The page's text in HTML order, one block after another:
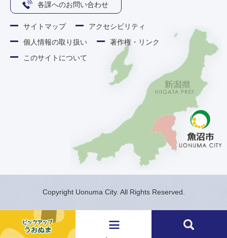
各課へのお問い合わせ
サイトマップ
アクセシビリティ
個人情報の取り扱い
著作権・リンク
このサイトについて
Copyright Uonuma City. All Rights Reserved.